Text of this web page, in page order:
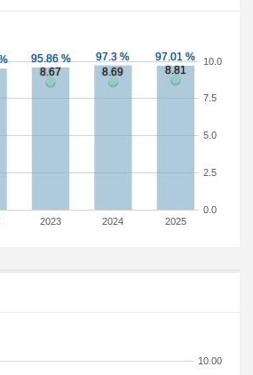
2023 2024 2025
0.0
2.5
5.0
7.5
10.0
10.00